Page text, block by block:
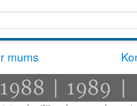
mums